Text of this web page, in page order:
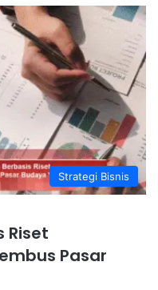
Strategi Bisnis
Riset
Pasar